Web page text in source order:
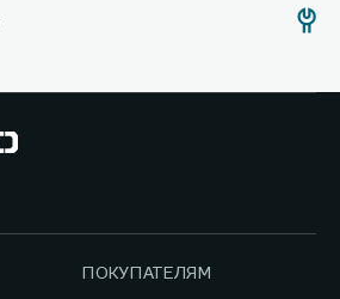
ПОКУПАТЕЛЯМ